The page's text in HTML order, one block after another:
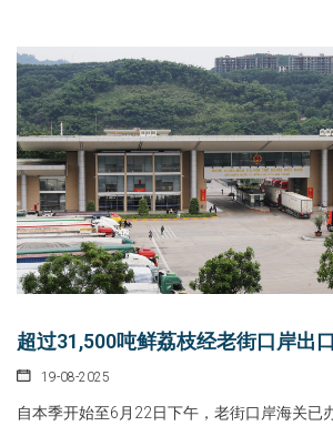
超过31,500吨鲜荔枝经老街口岸出口
19-08-2025
自本季开始至6月22日下午，老街口岸海关已